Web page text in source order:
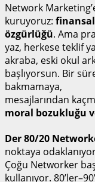
Network
kuruyoruz:
özgürlüğü. Ama
yaz, herkese teklif
akraba, eski okul
başlıyorsun. Bir
bakmamaya,
mesajlarından
moral bozukluğu
Der 80/20
noktaya
Çoğu Networker
kullanıyor.